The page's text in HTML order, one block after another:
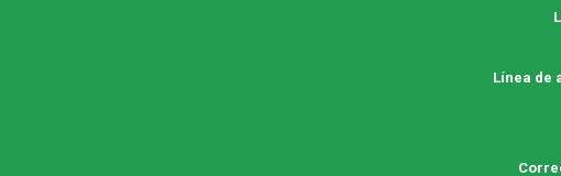
Línea de